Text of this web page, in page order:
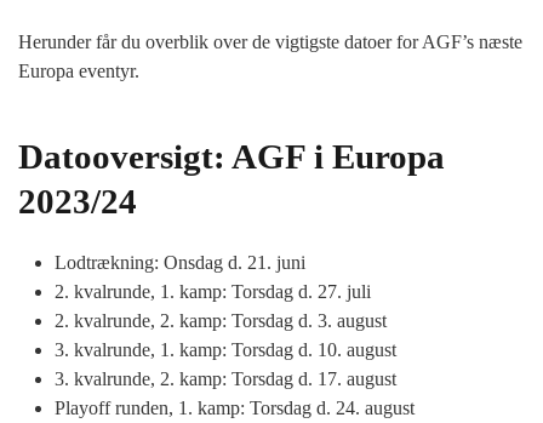
Herunder får du overblik over de vigtigste datoer for AGF’s næste
Europa eventyr.
Datooversigt: AGF i Europa
2023/24
Lodtrækning: Onsdag d. 21. juni
2. kvalrunde, 1. kamp: Torsdag d. 27. juli
2. kvalrunde, 2. kamp: Torsdag d. 3. august
3. kvalrunde, 1. kamp: Torsdag d. 10. august
3. kvalrunde, 2. kamp: Torsdag d. 17. august
Playoff runden, 1. kamp: Torsdag d. 24. august